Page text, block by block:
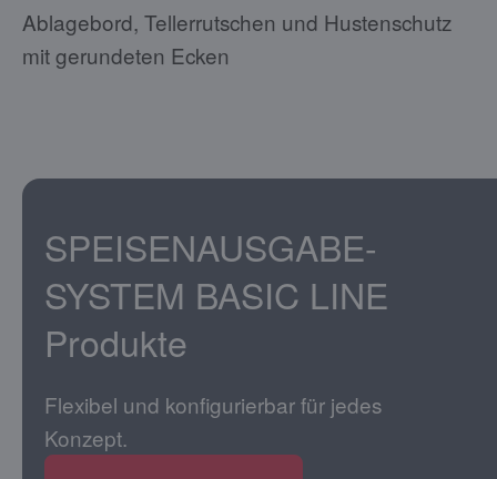
Ablagebord, Tellerrutschen und Hustenschutz
mit gerundeten Ecken
SPEISENAUSGABE-
SYSTEM BASIC LINE
Produkte
Flexibel und konfigurierbar für jedes
Konzept.